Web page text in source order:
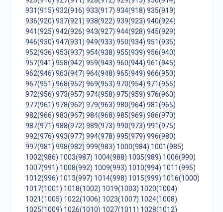
931(915) 932(916) 933(917) 934(918) 935(919)
936(920) 937(921) 938(922) 939(923) 940(924)
941(925) 942(926) 943(927) 944(928) 945(929)
946(930) 947(931) 949(933) 950(934) 951(935)
952(936) 953(937) 954(938) 955(939) 956(940)
957(941) 958(942) 959(943) 960(944) 961(945)
962(946) 963(947) 964(948) 965(949) 966(950)
967(951) 968(952) 969(953) 970(954) 971(955)
972(956) 973(957) 974(958) 975(959) 976(960)
977(961) 978(962) 979(963) 980(964) 981(965)
982(966) 983(967) 984(968) 985(969) 986(970)
987(971) 988(972) 989(973) 990(973) 991(975)
992(976) 993(977) 994(978) 995(979) 996(980)
997(981) 998(982) 999(983) 1000(984) 1001(985)
1002(986) 1003(987) 1004(988) 1005(989) 1006(990)
1007(991) 1008(992) 1009(993) 1010(994) 1011(995)
1012(996) 1013(997) 1014(998) 1015(999) 1016(1000)
1017(1001) 1018(1002) 1019(1003) 1020(1004)
1021(1005) 1022(1006) 1023(1007) 1024(1008)
1025(1009) 1026(1010) 1027(1011) 1028(1012)